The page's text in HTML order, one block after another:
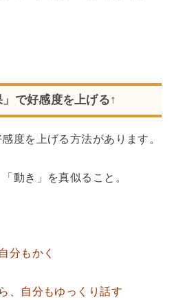
で好感度を上げる↑
度を上げる方法があります。
動き」を真似ること。
分もかく
、自分もゆっくり話す